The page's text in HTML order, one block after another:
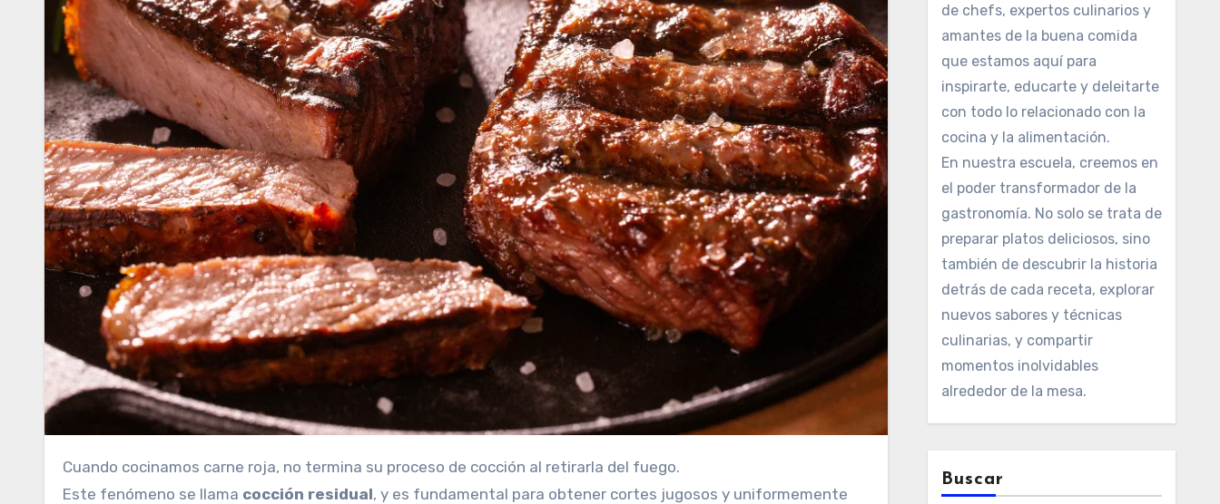
Cuando cocinamos carne roja, no termina su proceso de cocción al retirarla del fuego.
Este fenómeno se llama cocción residual, y es fundamental para obtener cortes jugosos y uniformemente
de chefs, expertos culinarios y
amantes de la buena comida
que estamos aquí para
inspirarte, educarte y deleitarte
con todo lo relacionado con la
cocina y la alimentación.
En nuestra escuela, creemos en
el poder transformador de la
gastronomía. No solo se trata de
preparar platos deliciosos, sino
también de descubrir la historia
detrás de cada receta, explorar
nuevos sabores y técnicas
culinarias, y compartir
momentos inolvidables
alrededor de la mesa.
Buscar